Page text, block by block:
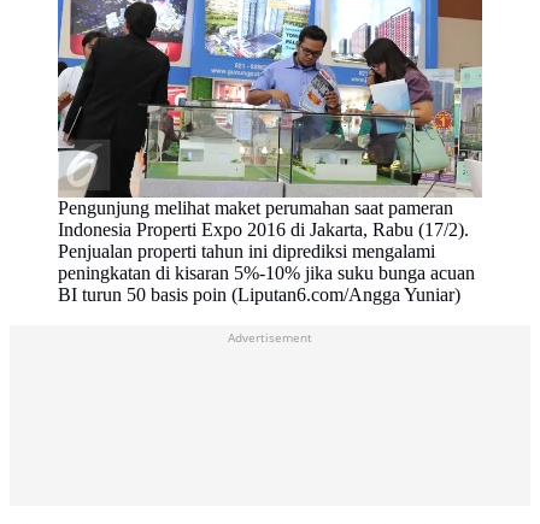
Pengunjung melihat maket perumahan saat pameran
Indonesia Properti Expo 2016 di Jakarta, Rabu (17/2).
Penjualan properti tahun ini diprediksi mengalami
peningkatan di kisaran 5%-10% jika suku bunga acuan
BI turun 50 basis poin (Liputan6.com/Angga Yuniar)
Advertisement